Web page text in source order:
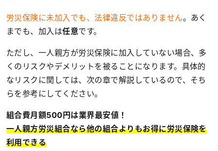
労災保険に未加入でも、法律違反ではありません。あく
までも、加入は任意です。
ただし、一人親方が労災保険に加入していない場合、多
くのリスクやデメリットを被ることになります。具体的
なリスクに関しては、次の章で解説しているので、そち
らを参考にしてください。
組合費月額500円は業界最安値！
一人親方労災組合なら他の組合よりもお得に労災保険を
利用できる